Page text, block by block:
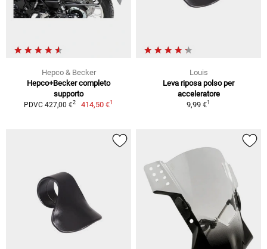
Hepco & Becker
Hepco+Becker completo
supporto
PDVC 427,00 €2 414,50 €1
Louis
Leva riposa polso per
acceleratore
9,99 €1